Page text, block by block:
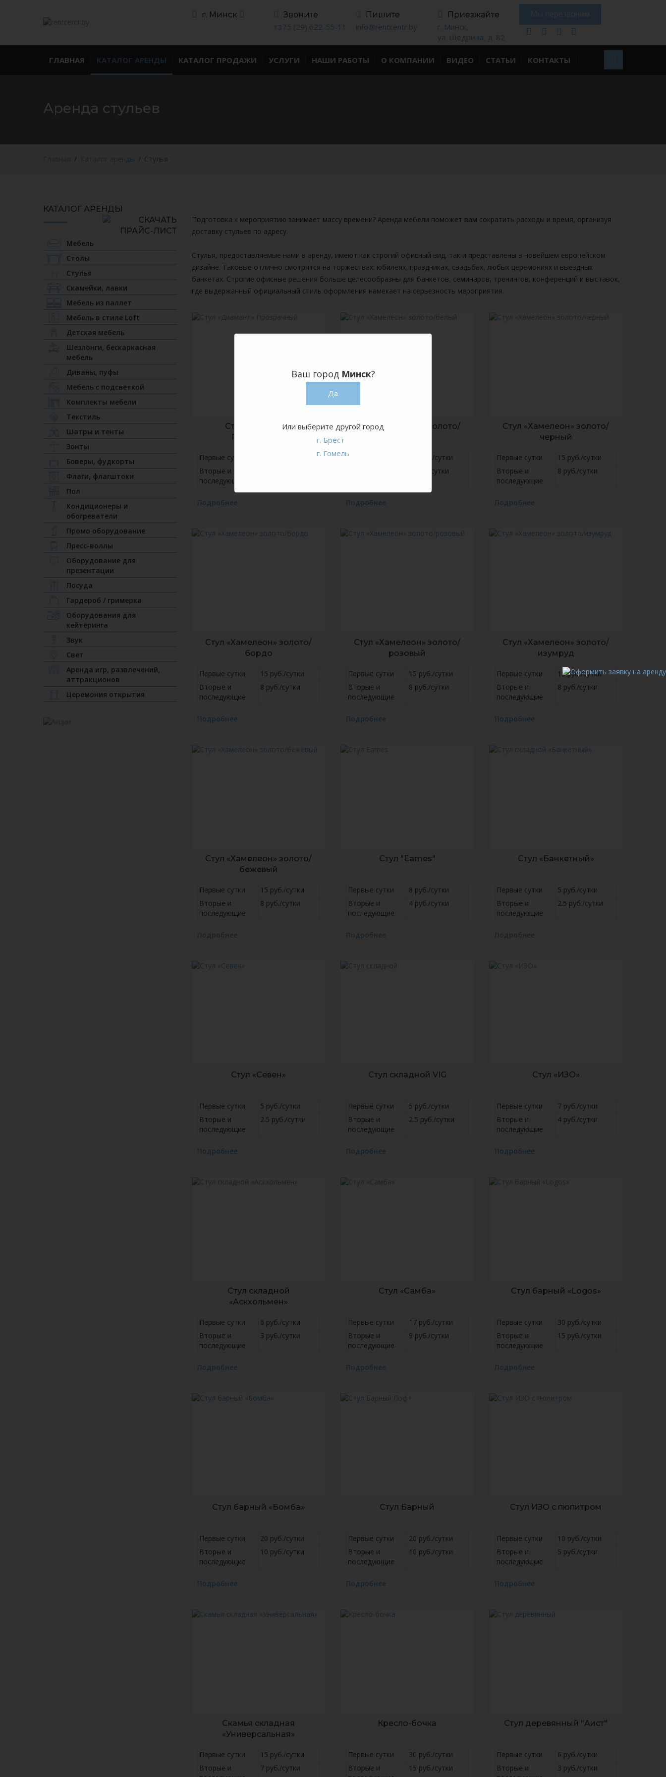
г. Минск Звоните
+375 (29) 622-55-11
Пишите
info@rentcentr.by
Приезжайте
г. Минск,
ул. Щедрина, д. 82
ГЛАВНАЯ КАТАЛОГ АРЕНДЫ КАТАЛОГ ПРОДАЖИ УСЛУГИ НАШИ РАБОТЫ О КОМПАНИИ ВИДЕО СТАТЬИ КОНТАКТЫ
Аренда стульев
Главная Каталог аренды Стулья
КАТАЛОГ АРЕНДЫ
Мебель
Столы
Стулья
Скамейки, лавки
Мебель из паллет
Мебель в стиле Loft
Детская мебель
Шезлонги, бескаркасная
мебель
Диваны, пуфы
Мебель с подсветкой
Комплекты мебели
Текстиль
Шатры и тенты
Зонты
Боверы, фудкорты
Флаги, флагштоки
Пол
Кондиционеры и
обогреватели
Промо оборудование
Пресс-воллы
Оборудование для
презентации
Посуда
Гардероб / гримерка
Оборудования для
кейтеринга
Звук
Свет
Аренда игр, развлечений,
аттракционов
Церемония открытия
Подготовка к мероприятию занимает массу времени? Аренда мебели поможет вам сократить расходы и время, организуя
доставку стульев по адресу.
Стулья, предоставляемые нами в аренду, имеют как строгий офисный вид, так и представлены в новейшем европейском
дизайне. Таковые отлично смотрятся на торжествах: юбилеях, праздниках, свадьбах, любых церемониях и выездных
банкетах. Строгие офисные решения больше целесообразны для банкетов, семинаров, тренингов, конференций и выставок,
где выдержанный официальный стиль оформления намекает на серьезность мероприятия.
Стул «Диамант»
Прозрачный
Первые сутки
Вторые и
последующие
Подробнее
Стул «Хамелеон» золото/
Первые сутки
15 руб./сутки
8 руб./сутки
Подробнее
Стул «Хамелеон» золото/
черный
Первые сутки
15 руб./сутки
Вторые и
последующие
8 руб./сутки
Подробнее
Стул «Хамелеон» золото/
бордо
Первые сутки
15 руб./сутки
Вторые и
последующие
8 руб./сутки
Подробнее
Стул «Хамелеон» золото/
розовый
Первые сутки
15 руб./сутки
Вторые и
последующие
8 руб./сутки
Подробнее
Стул «Хамелеон» золото/
изумруд
Первые сутки
15 руб./сутки
Вторые и
последующие
8 руб./сутки
Подробнее
Стул «Хамелеон» золото/
бежевый
Первые сутки
15 руб./сутки
Вторые и
последующие
8 руб./сутки
Подробнее
Стул "Eames"
Первые сутки
8 руб./сутки
Вторые и
последующие
4 руб./сутки
Подробнее
Стул «Банкетный»
Первые сутки
5 руб./сутки
Вторые и
последующие
2.5 руб./сутки
Подробнее
Стул «Севен»
Первые сутки
5 руб./сутки
Вторые и
последующие
2.5 руб./сутки
Подробнее
Стул складной VIG
Первые сутки
5 руб./сутки
Вторые и
последующие
2.5 руб./сутки
Подробнее
Стул «ИЗО»
Первые сутки
7 руб./сутки
Вторые и
последующие
4 руб./сутки
Подробнее
Стул складной
«Аскхольмен»
Первые сутки
6 руб./сутки
Вторые и
последующие
3 руб./сутки
Подробнее
Стул «Самба»
Первые сутки
17 руб./сутки
Вторые и
последующие
9 руб./сутки
Подробнее
Стул барный «Logos»
Первые сутки
30 руб./сутки
Вторые и
последующие
15 руб./сутки
Подробнее
Стул барный «Бомба»
Первые сутки
20 руб./сутки
Вторые и
последующие
10 руб./сутки
Подробнее
Стул Барный
Первые сутки
20 руб./сутки
Вторые и
последующие
10 руб./сутки
Подробнее
Стул ИЗО c пюпитром
Первые сутки
10 руб./сутки
Вторые и
последующие
5 руб./сутки
Подробнее
Скамья складная
«Универсальная»
Первые сутки
15 руб./сутки
Вторые и
7 руб./сутки
Кресло-бочка
Первые сутки
30 руб./сутки
Вторые и
15 руб./сутки
Стул деревянный "Аист"
Первые сутки
6 руб./сутки
Вторые и
3 руб./сутки
Ваш город Минск?
Да
Или выберите другой город
г. Брест
г. Гомель